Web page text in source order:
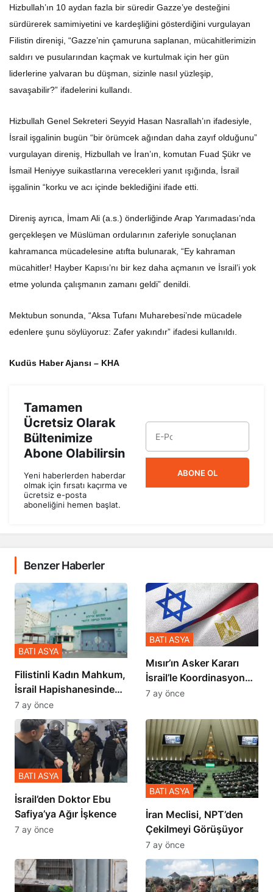
Hizbullah’ın 10 aydan fazla bir süredir Gazze’ye desteğini
sürdürerek samimiyetini ve kardeşliğini gösterdiğini vurgulayan
Filistin direnişi, “Gazze’nin çamuruna saplanan, mücahitlerimizin
saldırı ve pusularından kaçmak ve kurtulmak için her gün
liderlerine yalvaran bu düşman, sizinle nasıl yüzleşip,
savaşabilir?” ifadelerini kullandı.
Hizbullah Genel Sekreteri Seyyid Hasan Nasrallah’ın ifadesiyle,
İsrail işgalinin bugün “bir örümcek ağından daha zayıf olduğunu”
vurgulayan direniş, Hizbullah ve İran’ın, komutan Fuad Şükr ve
İsmail Heniyye suikastlarına verecekleri yanıt ışığında, İsrail
işgalinin “korku ve acı içinde beklediğini ifade etti.
Direniş ayrıca, İmam Ali (a.s.) önderliğinde Arap Yarımadası’nda
gerçekleşen ve Müslüman ordularının zaferiyle sonuçlanan
kahramanca mücadelesine atıfta bulunarak, “Ey kahraman
mücahitler! Hayber Kapısı’nı bir kez daha açmanın ve İsrail’i yok
etme yolunda çalışmanın zamanı geldi” denildi.
Mektubun sonunda, “Aksa Tufanı Muharebesi’nde mücadele
edenlere şunu söylüyoruz: Zafer yakındır” ifadesi kullanıldı.
Kudüs Haber Ajansı – KHA
Tamamen
Ücretsiz Olarak
Bültenimize
Abone Olabilirsin
Yeni haberlerden haberdar
olmak için fırsatı kaçırma ve
ücretsiz e-posta
aboneliğini hemen başlat.
ABONE OL
Benzer Haberler
Filistinli Kadın Mahkum,
İsrail Hapishanesindeki
Zulmü Anlattı
BATI ASYA
7 ay önce
Mısır’ın Asker Kararı
İsrail’le Koordinasyon
İçinde Gerçekleşmiş
BATI ASYA
7 ay önce
İsrail’den Doktor Ebu
Safiya’ya Ağır İşkence
BATI ASYA
7 ay önce
İran Meclisi, NPT’den
Çekilmeyi Görüşüyor
BATI ASYA
7 ay önce